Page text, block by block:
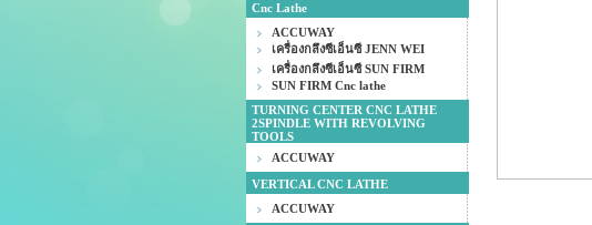
Cnc Lathe
ACCUWAY
เครื่องกลึงซีเอ็นซี JENN WEI
เครื่องกลึงซีเอ็นซี SUN FIRM
SUN FIRM Cnc lathe
TURNING CENTER CNC LATHE
2SPINDLE WITH REVOLVING
TOOLS
ACCUWAY
VERTICAL CNC LATHE
ACCUWAY